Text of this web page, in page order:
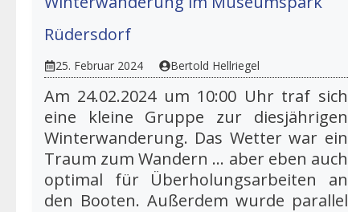
Rüdersdorf
25. Februar 2024 Bertold Hellriegel
Am 24.02.2024 um 10:00 Uhr traf sich
eine kleine Gruppe zur diesjährigen
Winterwanderung. Das Wetter war ein
Traum zum Wandern … aber eben auch
optimal für Überholungsarbeiten an
den Booten. Außerdem wurde parallel